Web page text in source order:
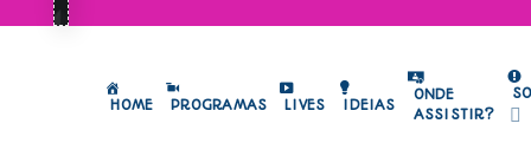
HOME PROGRAMAS LIVES IDEIAS
ONDE
ASSISTIR?